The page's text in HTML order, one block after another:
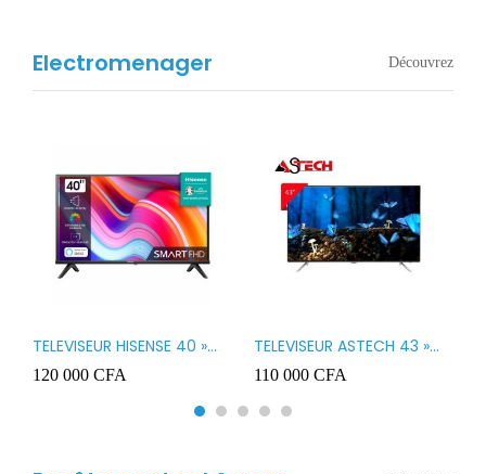
Electromenager Découvrez
TELEVISEUR HISENSE 40 »
LED SMART VIDAA 40A4K
120 000 CFA
TELEVISEUR ASTECH 43 »
LED 43OD15
110 000 CFA